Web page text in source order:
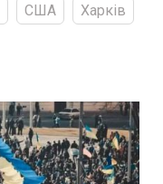
США Харків